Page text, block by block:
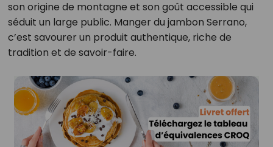
son origine de montagne et son goût accessible qui
séduit un large public. Manger du jambon Serrano,
c’est savourer un produit authentique, riche de
tradition et de savoir-faire.